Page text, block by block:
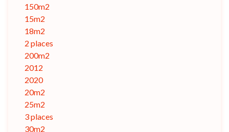
150m2
15m2
18m2
2 places
200m2
2012
2020
20m2
25m2
3 places
30m2